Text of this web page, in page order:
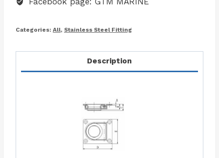
Categories: All, Stainless Steel Fitting
Description